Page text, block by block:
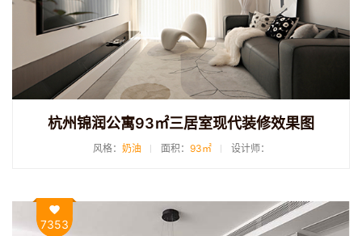
杭州锦润公寓93㎡三居室现代装修效果图
风格： 奶油 面积： 93㎡ 设计师：
7353